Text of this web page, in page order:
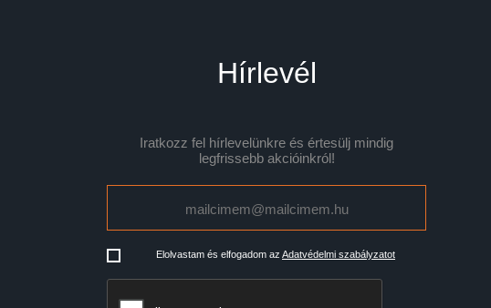
Hírlevél
Iratkozz fel hírlevelünkre és értesülj mindig
legfrissebb akcióinkról!
Elolvastam és elfogadom az Adatvédelmi szabályzatot